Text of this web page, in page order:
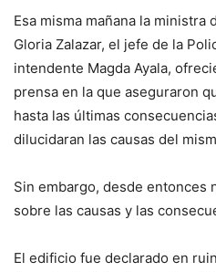
Esa misma mañana la ministra
Gloria Zalazar, el jefe de la
intendente Magda Ayala,
prensa en la que aseguraron
hasta las últimas
dilucidaran las causas del
Sin embargo, desde entonces
sobre las causas y las
El edificio fue declarado en